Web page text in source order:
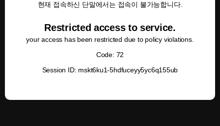
현재 접속하신 단말에서는 접속이 불가능합니다.
Restricted access to service.
your access has been restricted due to policy violations.
Code: 72
Session ID: mskt6ku1-5hdfuceyy5yc6q155ub